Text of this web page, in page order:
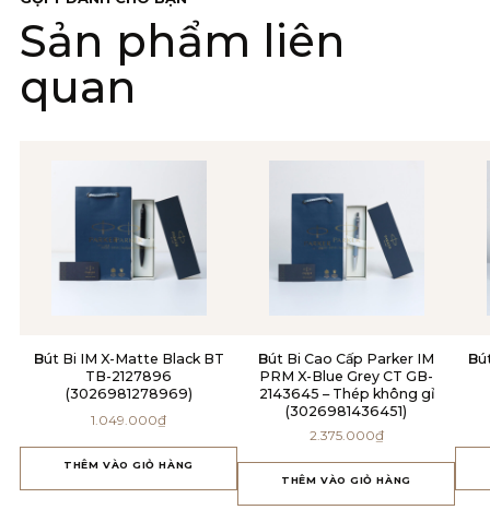
Sản phẩm liên
quan
Bút Bi IM X-Matte Black BT
TB-2127896
(3026981278969)
1.049.000₫
THÊM VÀO GIỎ HÀNG
Bút Bi Cao Cấp Parker IM
PRM X-Blue Grey CT GB-
2143645 – Thép không gỉ
(3026981436451)
2.375.000₫
THÊM VÀO GIỎ HÀNG
Bút Dạ IM Amethyst Purple